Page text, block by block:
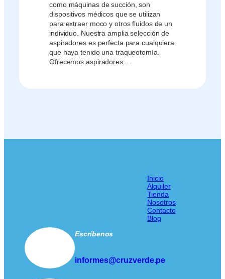
como máquinas de succión, son
dispositivos médicos que se utilizan
para extraer moco y otros fluidos de un
individuo. Nuestra amplia selección de
aspiradores es perfecta para cualquiera
que haya tenido una traqueotomía.
Ofrecemos aspiradores…
Inicio
Alquiler
Tienda
Nosotros
Contacto
Blog
Escríbenos
informes@cruzverde.pe